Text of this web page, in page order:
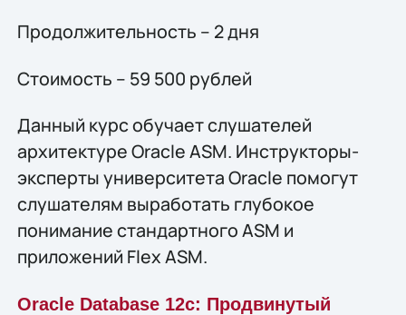
Продолжительность – 2 дня
Стоимость – 59 500 рублей
Данный курс обучает слушателей
архитектуре Oracle ASM. Инструкторы-
эксперты университета Oracle помогут
слушателям выработать глубокое
понимание стандартного ASM и
приложений Flex ASM.
Oracle Database 12c: Продвинутый